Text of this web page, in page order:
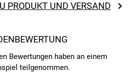
PRODUKT UND VERSAND
Bewertungen haben an einem
teilgenommen.